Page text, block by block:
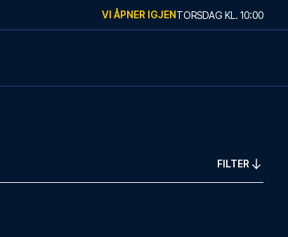
VI ÅPNER IGJENTORSDAG KL. 10:00
FILTER